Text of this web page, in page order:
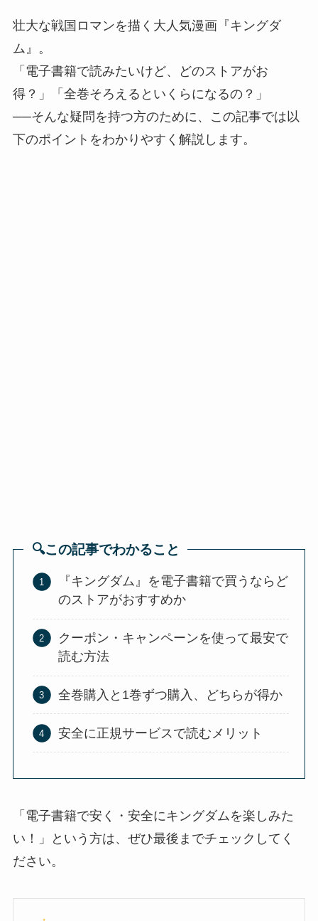
壮大な戦国ロマンを描く大人気漫画『キングダ
ム』。
「電子書籍で読みたいけど、どのストアがお
得？」「全巻そろえるといくらになるの？」
──そんな疑問を持つ方のために、この記事では以
下のポイントをわかりやすく解説します。
🔍この記事でわかること
『キングダム』を電子書籍で買うならど
のストアがおすすめか
クーポン・キャンペーンを使って最安で
読む方法
全巻購入と1巻ずつ購入、どちらが得か
安全に正規サービスで読むメリット
「電子書籍で安く・安全にキングダムを楽しみた
い！」という方は、ぜひ最後までチェックしてく
ださい。